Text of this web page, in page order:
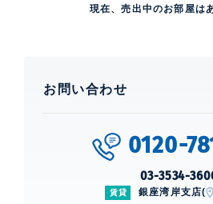
現在、売出中のお部屋は
お問い合わせ
0120-
03-3534-
賃貸 銀座湾岸支店(